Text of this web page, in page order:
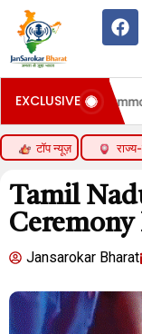
EXCLUSIVE
Human Jewellery
टॉप न्यूज़
Tamil
Ceremony
Jansarokar Bharat